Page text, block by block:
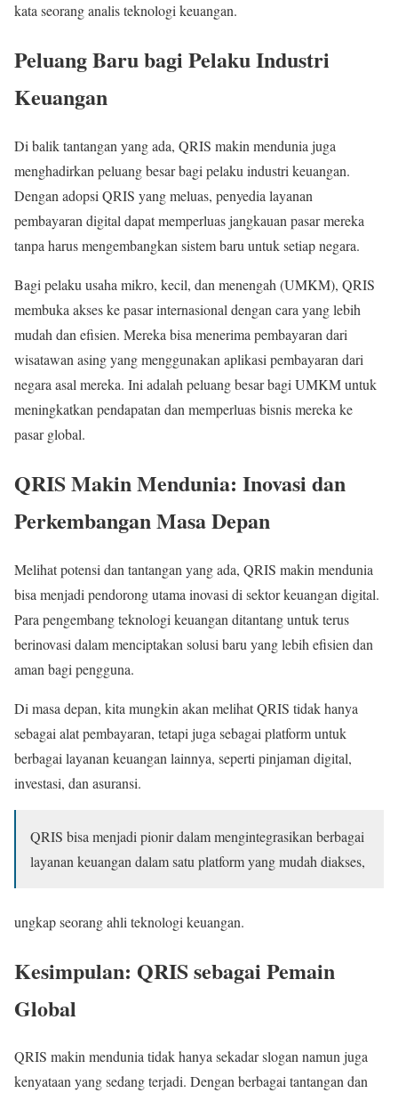
kata seorang analis teknologi keuangan.
Peluang Baru bagi Pelaku Industri
Keuangan
Di balik tantangan yang ada, QRIS makin mendunia juga
menghadirkan peluang besar bagi pelaku industri keuangan.
Dengan adopsi QRIS yang meluas, penyedia layanan
pembayaran digital dapat memperluas jangkauan pasar mereka
tanpa harus mengembangkan sistem baru untuk setiap negara.
Bagi pelaku usaha mikro, kecil, dan menengah (UMKM), QRIS
membuka akses ke pasar internasional dengan cara yang lebih
mudah dan efisien. Mereka bisa menerima pembayaran dari
wisatawan asing yang menggunakan aplikasi pembayaran dari
negara asal mereka. Ini adalah peluang besar bagi UMKM untuk
meningkatkan pendapatan dan memperluas bisnis mereka ke
pasar global.
QRIS Makin Mendunia: Inovasi dan
Perkembangan Masa Depan
Melihat potensi dan tantangan yang ada, QRIS makin mendunia
bisa menjadi pendorong utama inovasi di sektor keuangan digital.
Para pengembang teknologi keuangan ditantang untuk terus
berinovasi dalam menciptakan solusi baru yang lebih efisien dan
aman bagi pengguna.
Di masa depan, kita mungkin akan melihat QRIS tidak hanya
sebagai alat pembayaran, tetapi juga sebagai platform untuk
berbagai layanan keuangan lainnya, seperti pinjaman digital,
investasi, dan asuransi.
QRIS bisa menjadi pionir dalam mengintegrasikan berbagai
layanan keuangan dalam satu platform yang mudah diakses,
ungkap seorang ahli teknologi keuangan.
Kesimpulan: QRIS sebagai Pemain
Global
QRIS makin mendunia tidak hanya sekadar slogan namun juga
kenyataan yang sedang terjadi. Dengan berbagai tantangan dan